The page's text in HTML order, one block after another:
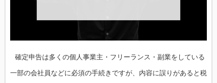
確定申告は多くの個人事業主・フリーランス・副業をしている
一部の会社員などに必須の手続きですが、内容に誤りがあると税